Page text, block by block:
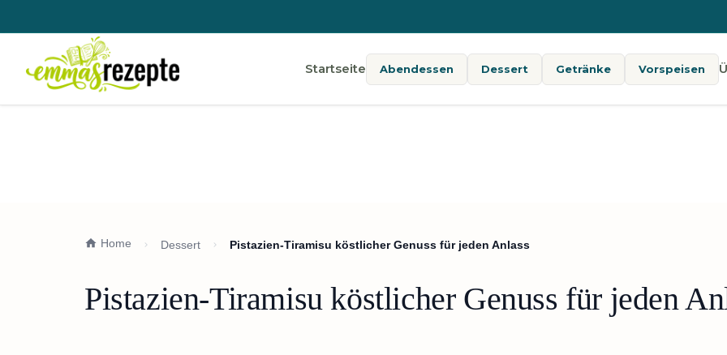
Startseite Abendessen Dessert Getränke Vorspeisen
Home Dessert Pistazien-Tiramisu köstlicher Genuss für jeden Anlass
Pistazien-Tiramisu köstlicher Genuss für jeden